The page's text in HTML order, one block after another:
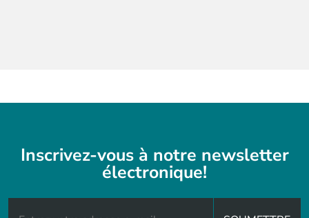
Inscrivez-vous à notre newsletter
électronique!